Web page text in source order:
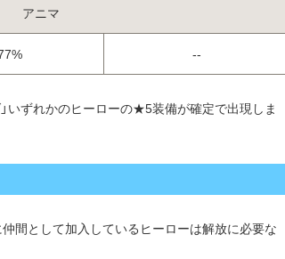
アニマ
--
いずれかのヒーローの★5装備が確定で出現しま
間として加入しているヒーローは解放に必要な